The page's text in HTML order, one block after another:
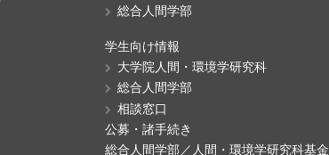
総合人間学部
学生向け情報
大学院人間・環境学研究科
総合人間学部
相談窓口
公募・諸手続き
総合人間学部／人間・環境学研究科基金